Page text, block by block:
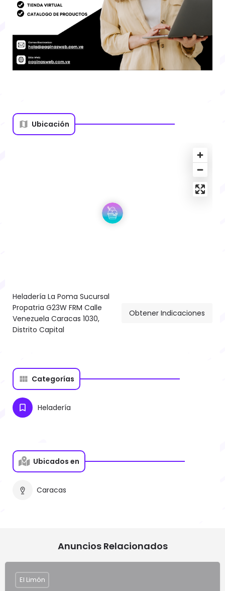
Ubicación
Heladería La Poma Sucursal
Propatria G23W FRM Calle
Venezuela Caracas 1030,
Distrito Capital
Obtener Indicaciones
Categorías
Heladería
Ubicados en
Caracas
Anuncios Relacionados
El Limón